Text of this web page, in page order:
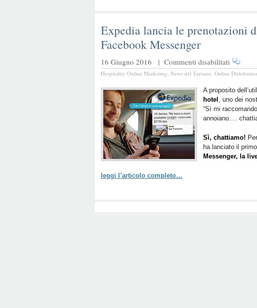
Expedia lancia le prenotazioni
Facebook Messenger
16 Giugno 2016 | Commenti disabilitati su
Expedia
le
di
hotel
Hospitality Online Marketing, News del Turismo, Online
A proposito
hotel , uno dei
“Sì mi
annoiano….
Sì, chattiamo!
ha lanciato il
Messenger, la
leggi l’articolo completo…